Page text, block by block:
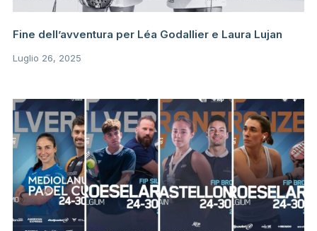
Fine dell’avventura per Léa Godallier e Laura Lujan
Luglio 26, 2025